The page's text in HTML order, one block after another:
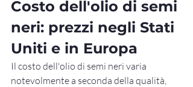
Costo dell'olio di semi
neri: prezzi negli Stati
Uniti e in Europa
Il costo dell'olio di semi neri varia
notevolmente a seconda della qualità,